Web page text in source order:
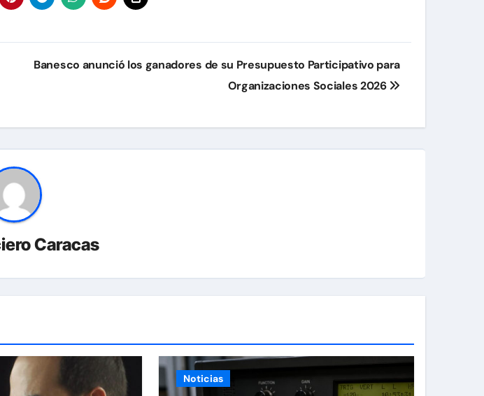
Banesco anunció los ganadores de su Presupuesto Participativo para
Organizaciones Sociales 2026
Caracas
Noticias